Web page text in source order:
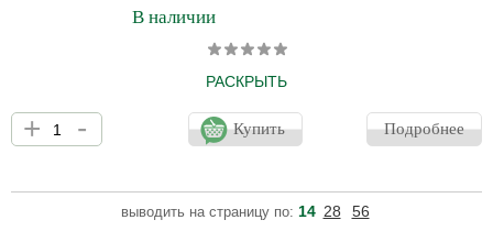
В наличии
РАСКРЫТЬ
Производитель оставляет за собой право на внесение
изменений в конструкцию и дизайн упаковки без
предварительного уведомления. Вы можете уточнить
основе современной стабильной формы витамина С и пептидов
обладает антиоксидантным, противовоспалительным,
+ - Купить Подробнее
выводить на страницу по: 14 28 56